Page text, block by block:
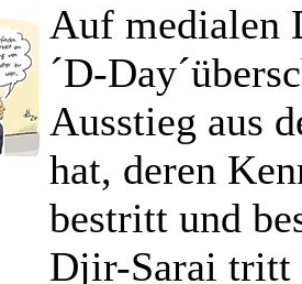
Auf medialen
´D-
Ausstieg aus
hat, deren
bestritt und
Djir-Sarai tritt